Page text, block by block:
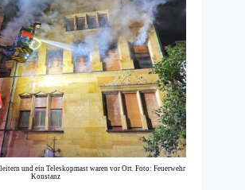
und ein Teleskopmast waren vor Ort. Foto: Feuerwehr
Konstanz